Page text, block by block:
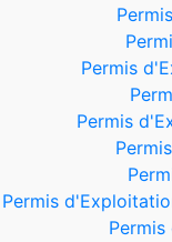
Permis
Permis
Permis